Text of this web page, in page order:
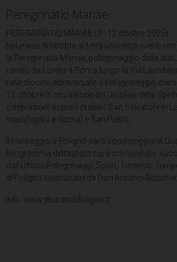
Peregrinatio Mariae
PEREGRINATIO MARIAE (3–12 ottobre 2025)
Nel mese di ottobre si terrà uno degli eventi
la Peregrinatio Mariae, pellegrinaggio della
Loreto da Loreto a Roma lungo la Via
nelle diocesi attraversate. Il pellegrinaggio
12 ottobre in occasione del Giubileo della
celebrazioni solenni presso San Salvatore in
marchigiani a Roma) e San Pietro.
Il passaggio a Foligno sarà il pomeriggio di
Programma dettagliato sarà comunicato
dall’Ufficio Pellegrinaggi, Sport, Turismo,
di Foligno coordinato da Don Antonio
Info: www.diocesidifoligno.it